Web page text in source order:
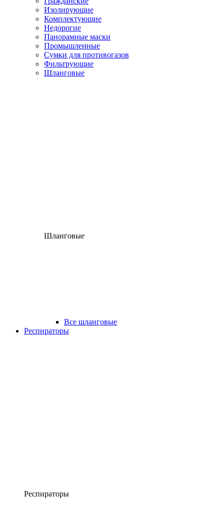
Изолирующие
Комплектующие
Недорогие
Панорамные маски
Промышленные
Сумки для противогазов
Фильтрующие
Шланговые
Шланговые
Все шланговые
Респираторы
Респираторы